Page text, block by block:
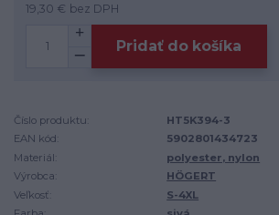
19,30 € bez DPH
Pridať do košíka
Číslo produktu:
HT5K394-3
EAN kód:
5902801434723
Materiál:
polyester, nylon
Výrobca:
HÖGERT
Veľkosť:
S-4XL